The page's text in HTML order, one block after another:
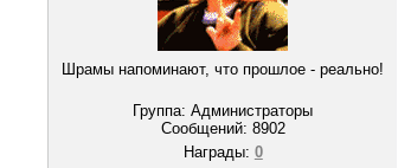
Шрамы напоминают, что прошлое - реально!
Группа: Администраторы
Сообщений: 8902
Награды: 0